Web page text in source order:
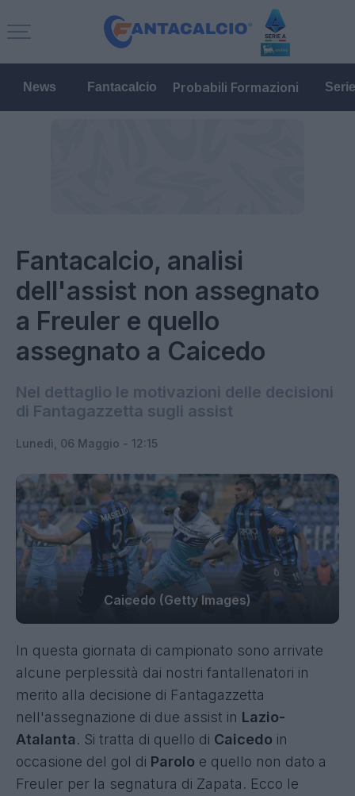
News Fantacalcio Probabili Formazioni
Fantacalcio, analisi
dell'assist non assegnato
a Freuler e quello
assegnato a Caicedo
Nel dettaglio le motivazioni delle decisioni
di Fantagazzetta sugli assist
Lunedì, 06 Maggio - 12:15
Caicedo (Getty Images)
In questa giornata di campionato sono arrivate
alcune perplessità dai nostri fantallenatori in
merito alla decisione di Fantagazzetta
nell'assegnazione di due assist in Lazio-
Atalanta. Si tratta di quello di Caicedo in
occasione del gol di Parolo e quello non dato a
Freuler per la segnatura di Zapata. Ecco le